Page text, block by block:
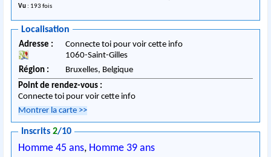
Vu : 193 fois
Localisation
Adresse :
Connecte toi pour voir cette info
1060-Saint-Gilles
Région :
Bruxelles, Belgique
Point de rendez-vous :
Connecte toi pour voir cette info
Montrer la carte >>
Inscrits2/10
Homme 45 ans, Homme 39 ans